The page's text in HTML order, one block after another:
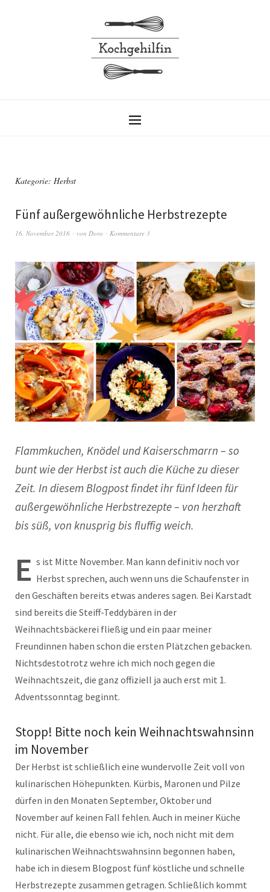
Kategorie: Herbst
Fünf außergewöhnliche Herbstrezepte
16. November 2016 von Doro Kommentare 3
Flammkuchen, Knödel und Kaiserschmarrn – so
bunt wie der Herbst ist auch die Küche zu dieser
Zeit. In diesem Blogpost findet ihr fünf Ideen für
außergewöhnliche Herbstrezepte – von herzhaft
bis süß, von knusprig bis fluffig weich.
E s ist Mitte November. Man kann definitiv noch vor
Herbst sprechen, auch wenn uns die Schaufenster in
den Geschäften bereits etwas anderes sagen. Bei Karstadt
sind bereits die Steiff-Teddybären in der
Weihnachtsbäckerei fließig und ein paar meiner
Freundinnen haben schon die ersten Plätzchen gebacken.
Nichtsdestotrotz wehre ich mich noch gegen die
Weihnachtszeit, die ganz offiziell ja auch erst mit 1.
Adventssonntag beginnt.
Stopp! Bitte noch kein Weihnachtswahnsinn
im November
Der Herbst ist schließlich eine wundervolle Zeit voll von
kulinarischen Höhepunkten. Kürbis, Maronen und Pilze
dürfen in den Monaten September, Oktober und
November auf keinen Fall fehlen. Auch in meiner Küche
nicht. Für alle, die ebenso wie ich, noch nicht mit dem
kulinarischen Weihnachtswahnsinn begonnen haben,
habe ich in diesem Blogpost fünf köstliche und schnelle
Herbstrezepte zusammen getragen. Schließlich kommt